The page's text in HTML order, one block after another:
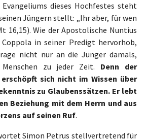
dieses Hochfestes steht
Jüngern stellt: „Ihr aber, für wen
16,15). Wie der Apostolische Nuntius
in seiner Predigt hervorhob,
nicht nur an die Jünger damals,
zu jeder Zeit. Denn der
sich nicht im Wissen über
zu Glaubenssätzen. Er lebt
Beziehung mit dem Herrn und aus
auf seinen Ruf.
Simon Petrus stellvertretend für